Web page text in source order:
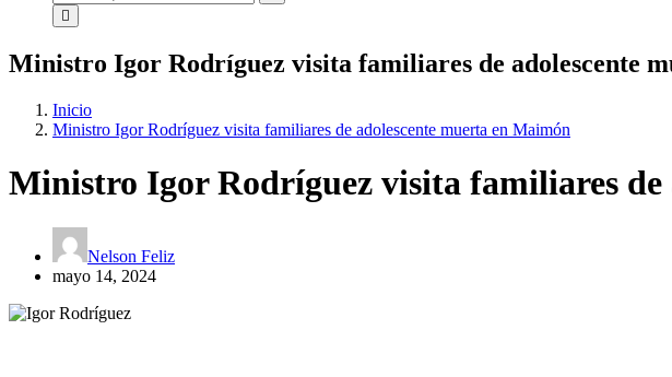
Ministro Igor Rodríguez visita familiares de adolescente
Inicio
Ministro Igor Rodríguez visita familiares de adolescente muerta en Maimón
Ministro Igor Rodríguez visita familiares de
Nelson Feliz
mayo 14, 2024